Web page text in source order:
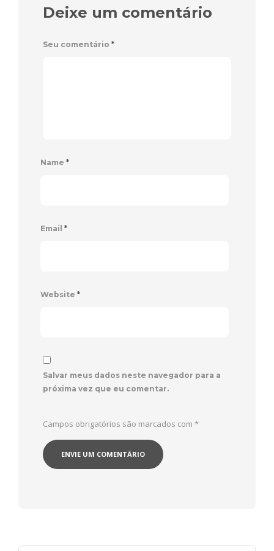
Deixe um comentário
Seu comentário *
Name *
Email *
Website *
Salvar meus dados neste navegador para a
próxima vez que eu comentar.
Campos obrigatórios são marcados com *